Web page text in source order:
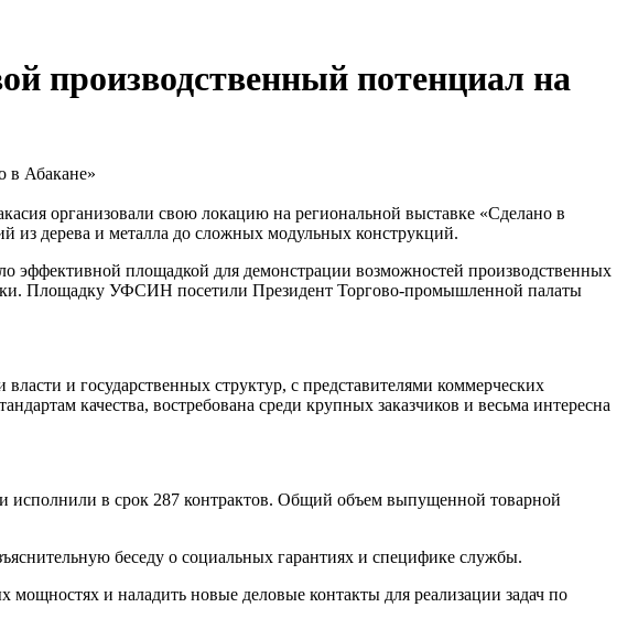
производственный потенциал на
организовали свою локацию на региональной выставке «Сделано в
из дерева и металла до сложных модульных конструкций.
эффективной площадкой для демонстрации возможностей производственных
Площадку УФСИН посетили Президент Торгово-промышленной палаты
и государственных структур, с представителями коммерческих
качества, востребована среди крупных заказчиков и весьма интересна
в срок 287 контрактов. Общий объем выпущенной товарной
беседу о социальных гарантиях и специфике службы.
мощностях и наладить новые деловые контакты для реализации задач по